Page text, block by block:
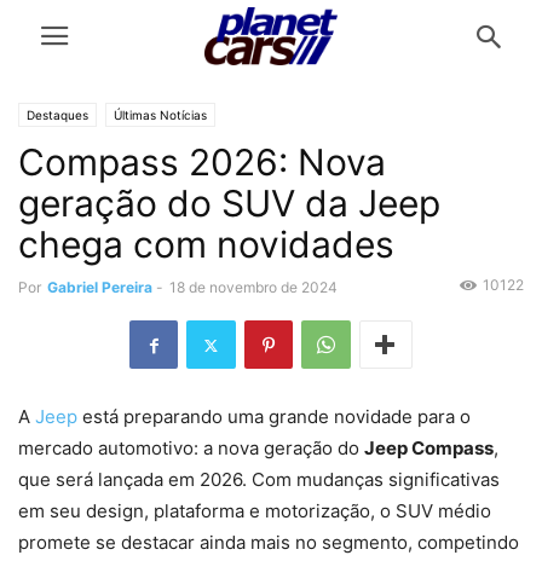
Destaques Últimas Notícias
Compass 2026: Nova
geração do SUV da Jeep
chega com novidades
Por Gabriel Pereira - 18 de novembro de 2024 10122
A Jeep está preparando uma grande novidade para o
mercado automotivo: a nova geração do Jeep Compass,
que será lançada em 2026. Com mudanças significativas
em seu design, plataforma e motorização, o SUV médio
promete se destacar ainda mais no segmento, competindo